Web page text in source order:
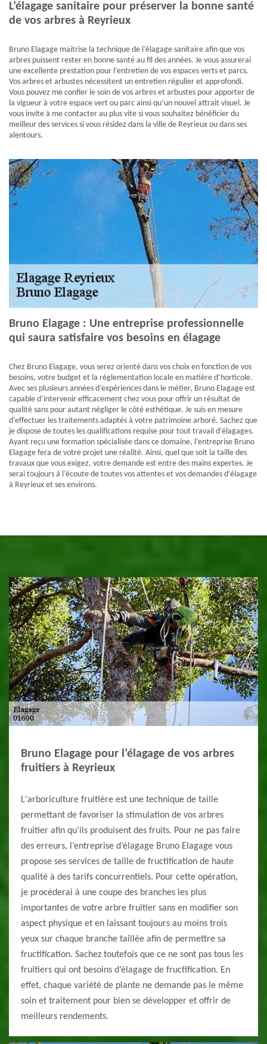
L’élagage sanitaire pour préserver la bonne santé
de vos arbres à Reyrieux
Bruno Elagage maitrise la technique de l’élagage sanitaire afin que vos
arbres puissent rester en bonne santé au fil des années. Je vous assurerai
une excellente prestation pour l’entretien de vos espaces verts et parcs.
Vos arbres et arbustes nécessitent un entretien régulier et approfondi.
Vous pouvez me confier le soin de vos arbres et arbustes pour apporter de
la vigueur à votre espace vert ou parc ainsi qu’un nouvel attrait visuel. Je
vous invite à me contacter au plus vite si vous souhaitez bénéficier du
meilleur des services si vous résidez dans la ville de Reyrieux ou dans ses
alentours.
Bruno Elagage : Une entreprise professionnelle
qui saura satisfaire vos besoins en élagage
Chez Bruno Elagage, vous serez orienté dans vos choix en fonction de vos
besoins, votre budget et la réglementation locale en matière d’horticole.
Avec ses plusieurs années d’expériences dans le métier, Bruno Elagage est
capable d’intervenir efficacement chez vous pour offrir un résultat de
qualité sans pour autant négliger le côté esthétique. Je suis en mesure
d’effectuer les traitements adaptés à votre patrimoine arboré. Sachez que
je dispose de toutes les qualifications requise pour tout travail d’élagages.
Ayant reçu une formation spécialisée dans ce domaine, l’entreprise Bruno
Elagage fera de votre projet une réalité. Ainsi, quel que soit la taille des
travaux que vous exigez, votre demande est entre des mains expertes. Je
serai toujours à l’écoute de toutes vos attentes et vos demandes d’élagage
à Reyrieux et ses environs.
Bruno Elagage pour l’élagage de vos arbres
fruitiers à Reyrieux
L'arboriculture fruitière est une technique de taille
permettant de favoriser la stimulation de vos arbres
fruitier afin qu’ils produisent des fruits. Pour ne pas faire
des erreurs, l’entreprise d’élagage Bruno Elagage vous
propose ses services de taille de fructification de haute
qualité à des tarifs concurrentiels. Pour cette opération,
je procèderai à une coupe des branches les plus
importantes de votre arbre fruitier sans en modifier son
aspect physique et en laissant toujours au moins trois
yeux sur chaque branche taillée afin de permettre sa
fructification. Sachez toutefois que ce ne sont pas tous les
fruitiers qui ont besoins d’élagage de fructification. En
effet, chaque variété de plante ne demande pas le même
soin et traitement pour bien se développer et offrir de
meilleurs rendements.